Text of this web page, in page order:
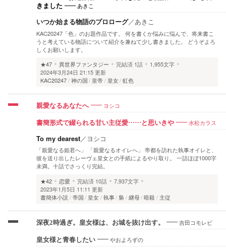
きました
あきこ
いつか始まる物語のプロローグ／あきこ
KAC20247「色」のお題作品です。 何を書くか悩みに悩んで、将来書こ
うと考えている物語について紹介を兼ねて少し書きました。 どうぞよろ
しくお願いします。
★47
異世界ファンタジー 完結済 1話
1,955文字
2024年3月24日 21:15 更新
KAC20247 神の国 皇帝 皇女 虹色
親愛なるあなたへ ヨシコ
書簡形式で綴られる甘い主従愛……と思いきや 水松カラス
To my dearest／ ヨシコ
「親愛なる姫君へ」 「親愛なるオイレへ」 帝都を訪れた執事オイレと、
彼を送り出したレーヴェ皇女との手紙によるやり取り。 一話ほぼ1000字
未満。十話でさっくり完結。
★42
恋愛 完結済 10話
7,937文字
2023年1月5日 11:11 更新
書簡体小説
帝国 皇女 執事 梟 継母 暗殺 主従
深夜2時過ぎ。皇女様は、お城を抜け出す。 吉田コモレビ
皇女様と青春したい やおよろずの